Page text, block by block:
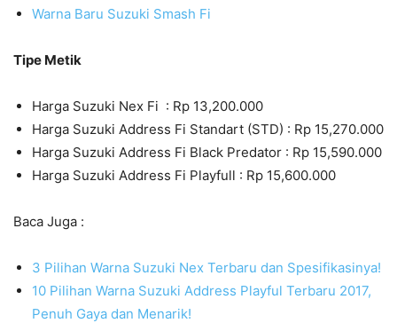
Warna Baru Suzuki Smash Fi
Tipe Metik
Harga Suzuki Nex Fi : Rp 13,200.000
Harga Suzuki Address Fi Standart (STD) : Rp 15,270.000
Harga Suzuki Address Fi Black Predator : Rp 15,590.000
Harga Suzuki Address Fi Playfull : Rp 15,600.000
Baca Juga :
3 Pilihan Warna Suzuki Nex Terbaru dan Spesifikasinya!
10 Pilihan Warna Suzuki Address Playful Terbaru 2017,
Penuh Gaya dan Menarik!